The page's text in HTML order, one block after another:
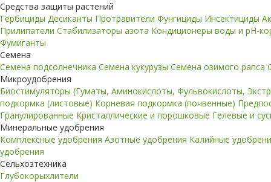
Средства защиты растений
Гербициды Десиканты Протравители Фунгициды Инсектициды
Прилипатели Стабилизаторы азота Кондиционеры воды и pH-
Фумиганты
Семена
Семена подсолнечника Семена кукурузы Семена озимого рапса
Микроудобрения
Биостимуляторы (Гуматы, Аминокислоты, Фульвокислоты,
подкормка (листовые) Корневая подкормка (почвенные)
Гранулированные Кристаллические и порошковые Гелевые и
Минеральные удобрения
Комплексные удобрения Азотные удобрения Калийные
удобрения
Сельхозтехника
Глубокорыхлители